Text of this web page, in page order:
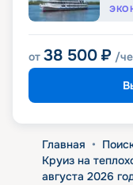
от 38 500 ₽ /
Главная •
Круиз на
августа 2026